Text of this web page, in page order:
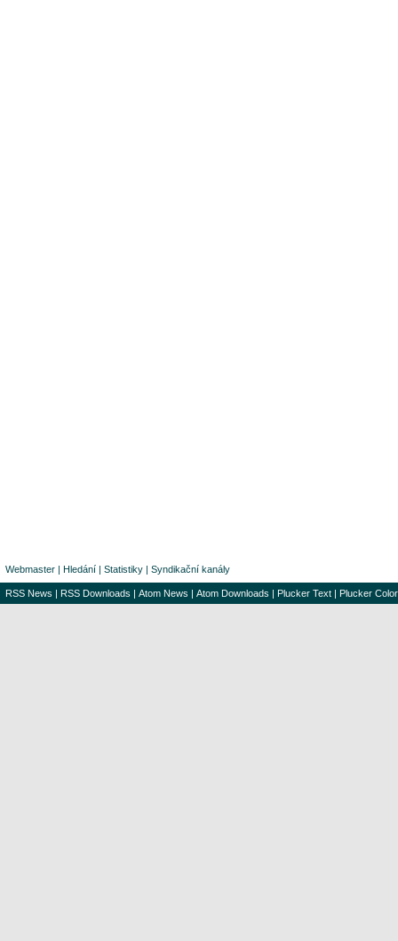
Webmaster | Hledání | Statistiky | Syndikační kanály
RSS News | RSS Downloads | Atom News | Atom Downloads | Plucker Text | Plucker Color